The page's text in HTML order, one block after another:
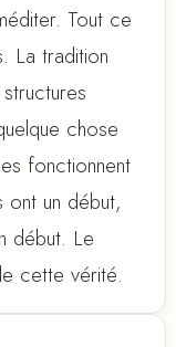
Tout ce
La tradition
chose
fonctionnent
ont un début,
début. Le
cette vérité.